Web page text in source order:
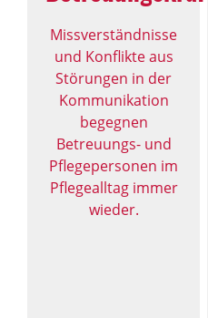
Missverständnisse
und Konflikte aus
Störungen in der
Kommunikation
begegnen
Betreuungs- und
Pflegepersonen im
Pflegealltag immer
wieder.